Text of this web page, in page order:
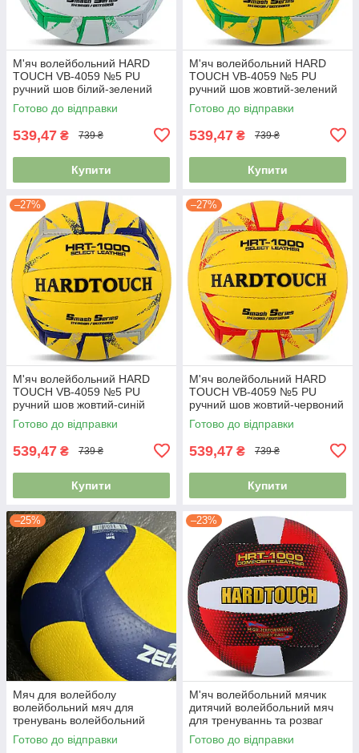
М'яч волейбольний HARD
TOUCH VB-4059 №5 PU
ручний шов білий-зелений
Готово до відправки
539,47 ₴ 739 ₴
Купити
М'яч волейбольний HARD
TOUCH VB-4059 №5 PU
ручний шов жовтий-зелений
Готово до відправки
539,47 ₴ 739 ₴
Купити
–27%
М'яч волейбольний HARD
TOUCH VB-4059 №5 PU
ручний шов жовтий-синій
Готово до відправки
539,47 ₴ 739 ₴
Купити
–27%
М'яч волейбольний HARD
TOUCH VB-4059 №5 PU
ручний шов жовтий-червоний
Готово до відправки
539,47 ₴ 739 ₴
Купити
–25%
Мяч для волейболу
волейбольний мяч для
тренувань волейбольний
м'яч для дітей розмір №5
ZELART VB-7450
Готово до відправки
–23%
М'яч волейбольний мячик
дитячий волейбольний мяч
для тренуваннь та розваг
HARD TOUCH №5 VB-4049
композитна шкіра червоний-
Готово до відправки